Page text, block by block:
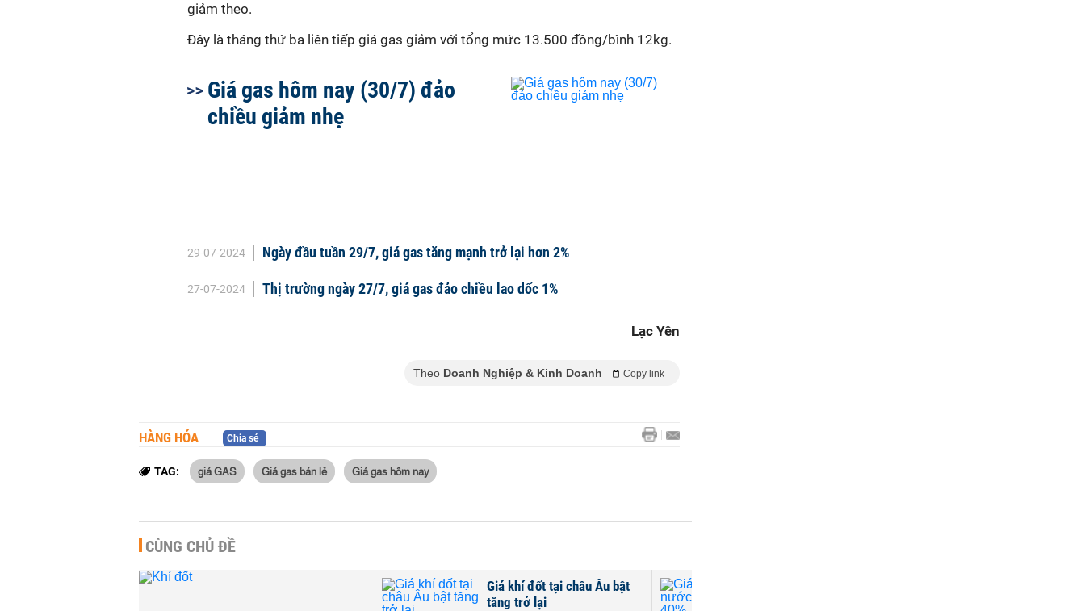
giảm theo.
Đây là tháng thứ ba liên tiếp giá gas giảm với tổng mức 13.500 đồng/bình 12kg.
Giá gas hôm nay (30/7) đảo
chiều giảm nhẹ
29-07-2024 Ngày đầu tuần 29/7, giá gas tăng mạnh trở lại hơn 2%
27-07-2024 Thị trường ngày 27/7, giá gas đảo chiều lao dốc 1%
Lạc Yên
Theo Doanh Nghiệp & Kinh Doanh Copy link
HÀNG HÓA Chia sẻ
TAG: giá GAS Giá gas bán lẻ Giá gas hôm nay
CÙNG CHỦ ĐỀ
Giá khí đốt tại châu Âu bật
tăng trở lại